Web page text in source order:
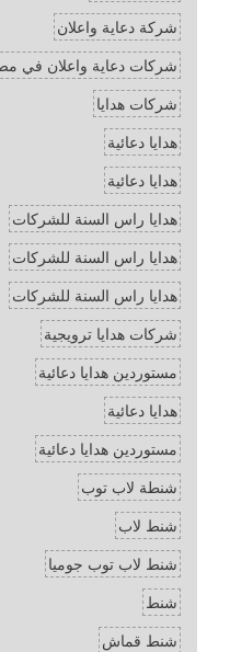
شركة دعاية واعلان
شركات دعاية واعلان في
شركات هدايا
هدايا دعائية
هدايا دعائية
هدايا راس السنة للشركات
هدايا راس السنة للشركات
هدايا راس السنة للشركات
شركات هدايا ترويجية
مستوردين هدايا دعائية
هدايا دعائية
مستوردين هدايا دعائية
شنطة لاب توب
شنط لاب
شنط لاب توب جوميا
شنط
شنط قماش